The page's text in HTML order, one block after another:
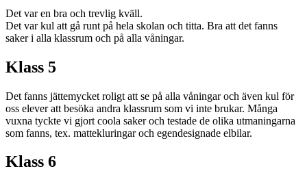
Det var en bra och trevlig kväll.
Det var kul att gå runt på hela skolan och titta. Bra att det fanns
saker i alla klassrum och på alla våningar.
Klass 5
Det fanns jättemycket roligt att se på alla våningar och även kul för
oss elever att besöka andra klassrum som vi inte brukar. Många
vuxna tyckte vi gjort coola saker och testade de olika utmaningarna
som fanns, tex. mattekluringar och egendesignade elbilar.
Klass 6